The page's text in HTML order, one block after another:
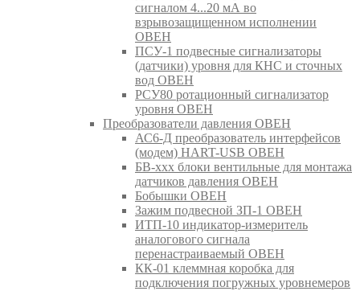
сигналом 4...20 мА во
взрывозащищенном исполнении
ОВЕН
ПСУ-1 подвесные сигнализаторы
(датчики) уровня для КНС и сточных
вод ОВЕН
РСУ80 ротационный сигнализатор
уровня ОВЕН
Преобразователи давления ОВЕН
АС6-Д преобразователь интерфейсов
(модем) HART-USB ОВЕН
БВ-ххх блоки вентильные для монтажа
датчиков давления ОВЕН
Бобышки ОВЕН
Зажим подвесной ЗП-1 ОВЕН
ИТП-10 индикатор-измеритель
аналогового сигнала
перенастраиваемый ОВЕН
КК-01 клеммная коробка для
подключения погружных уровнемеров